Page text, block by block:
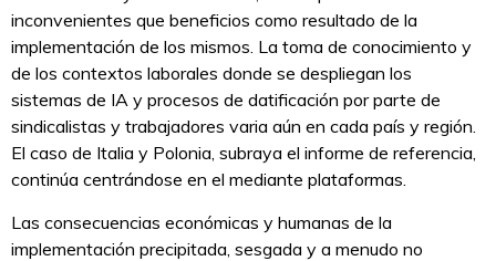
inconvenientes que beneficios como resultado de la
implementación de los mismos. La toma de conocimiento y
de los contextos laborales donde se despliegan los
sistemas de IA y procesos de datificación por parte de
sindicalistas y trabajadores varia aún en cada país y región.
El caso de Italia y Polonia, subraya el informe de referencia,
continúa centrándose en el mediante plataformas.
Las consecuencias económicas y humanas de la
implementación precipitada, sesgada y a menudo no